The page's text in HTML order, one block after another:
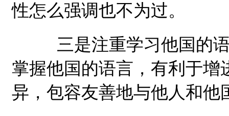
性怎么强调也不为过。
三是注重学习他国的语
掌握他国的语言，有利于增
异，包容友善地与他人和他